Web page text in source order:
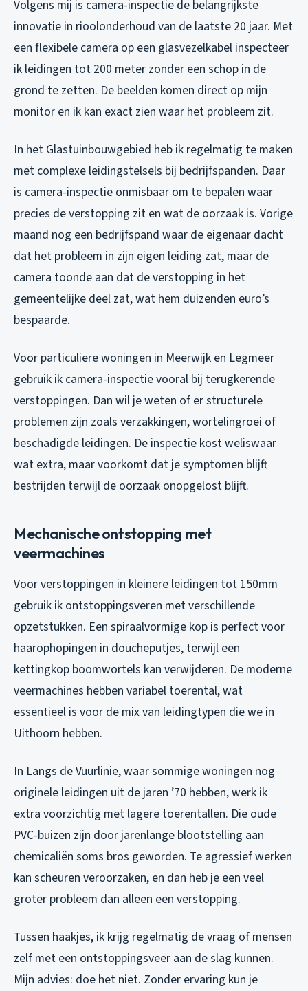
Volgens mij is camera-inspectie de belangrijkste
innovatie in rioolonderhoud van de laatste 20 jaar. Met
een flexibele camera op een glasvezelkabel inspecteer
ik leidingen tot 200 meter zonder een schop in de
grond te zetten. De beelden komen direct op mijn
monitor en ik kan exact zien waar het probleem zit.
In het Glastuinbouwgebied heb ik regelmatig te maken
met complexe leidingstelsels bij bedrijfspanden. Daar
is camera-inspectie onmisbaar om te bepalen waar
precies de verstopping zit en wat de oorzaak is. Vorige
maand nog een bedrijfspand waar de eigenaar dacht
dat het probleem in zijn eigen leiding zat, maar de
camera toonde aan dat de verstopping in het
gemeentelijke deel zat, wat hem duizenden euro’s
bespaarde.
Voor particuliere woningen in Meerwijk en Legmeer
gebruik ik camera-inspectie vooral bij terugkerende
verstoppingen. Dan wil je weten of er structurele
problemen zijn zoals verzakkingen, wortelingroei of
beschadigde leidingen. De inspectie kost weliswaar
wat extra, maar voorkomt dat je symptomen blijft
bestrijden terwijl de oorzaak onopgelost blijft.
Mechanische ontstopping met
veermachines
Voor verstoppingen in kleinere leidingen tot 150mm
gebruik ik ontstoppingsveren met verschillende
opzetstukken. Een spiraalvormige kop is perfect voor
haarophopingen in doucheputjes, terwijl een
kettingkop boomwortels kan verwijderen. De moderne
veermachines hebben variabel toerental, wat
essentieel is voor de mix van leidingtypen die we in
Uithoorn hebben.
In Langs de Vuurlinie, waar sommige woningen nog
originele leidingen uit de jaren ’70 hebben, werk ik
extra voorzichtig met lagere toerentallen. Die oude
PVC-buizen zijn door jarenlange blootstelling aan
chemicaliën soms bros geworden. Te agressief werken
kan scheuren veroorzaken, en dan heb je een veel
groter probleem dan alleen een verstopping.
Tussen haakjes, ik krijg regelmatig de vraag of mensen
zelf met een ontstoppingsveer aan de slag kunnen.
Mijn advies: doe het niet. Zonder ervaring kun je